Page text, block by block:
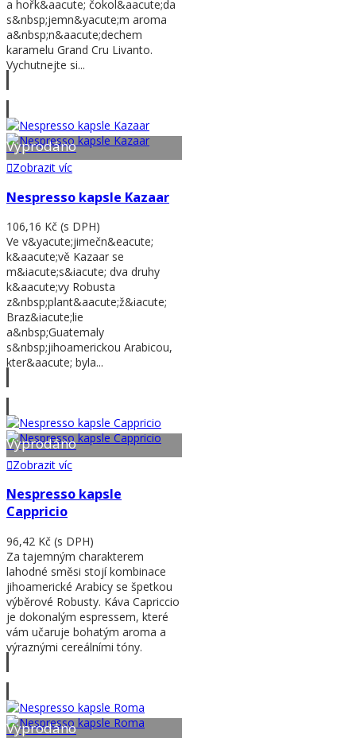
a hořk&aacute; čokol&aacute;da
s&nbsp;jemn&yacute;m aroma
a&nbsp;n&aacute;dechem
karamelu Grand Cru Livanto.
Vychutnejte si...
Vyprodáno
Zobrazit víc
Nespresso kapsle Kazaar
106,16 Kč (s DPH)
Ve v&yacute;jimečn&eacute;
k&aacute;vě Kazaar se
m&iacute;s&iacute; dva druhy
k&aacute;vy Robusta
z&nbsp;plant&aacute;ž&iacute;
Braz&iacute;lie
a&nbsp;Guatemaly
s&nbsp;jihoamerickou Arabicou,
kter&aacute; byla...
Vyprodáno
Zobrazit víc
Nespresso kapsle
Cappricio
96,42 Kč (s DPH)
Za tajemným charakterem
lahodné směsi stojí kombinace
jihoamerické Arabicy se špetkou
výběrové Robusty. Káva Capriccio
je dokonalým espressem, které
vám učaruje bohatým aroma a
výraznými cereálními tóny.
Vyprodáno